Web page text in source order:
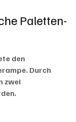
Paletten-
den
Durch
zwei